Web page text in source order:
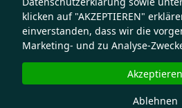
klicken auf "AKZEPTIEREN"
einverstanden, dass wir die
Marketing- und zu Analyse-
Ablehnen
Akzeptieren